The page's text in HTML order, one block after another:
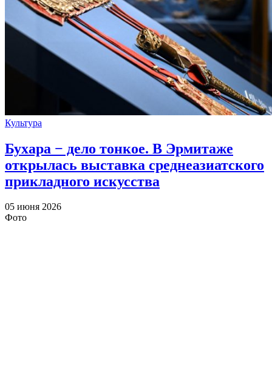
Культура
Бухара − дело тонкое. В Эрмитаже
открылась выставка среднеазиатского
прикладного искусства
05 июня 2026
Фото